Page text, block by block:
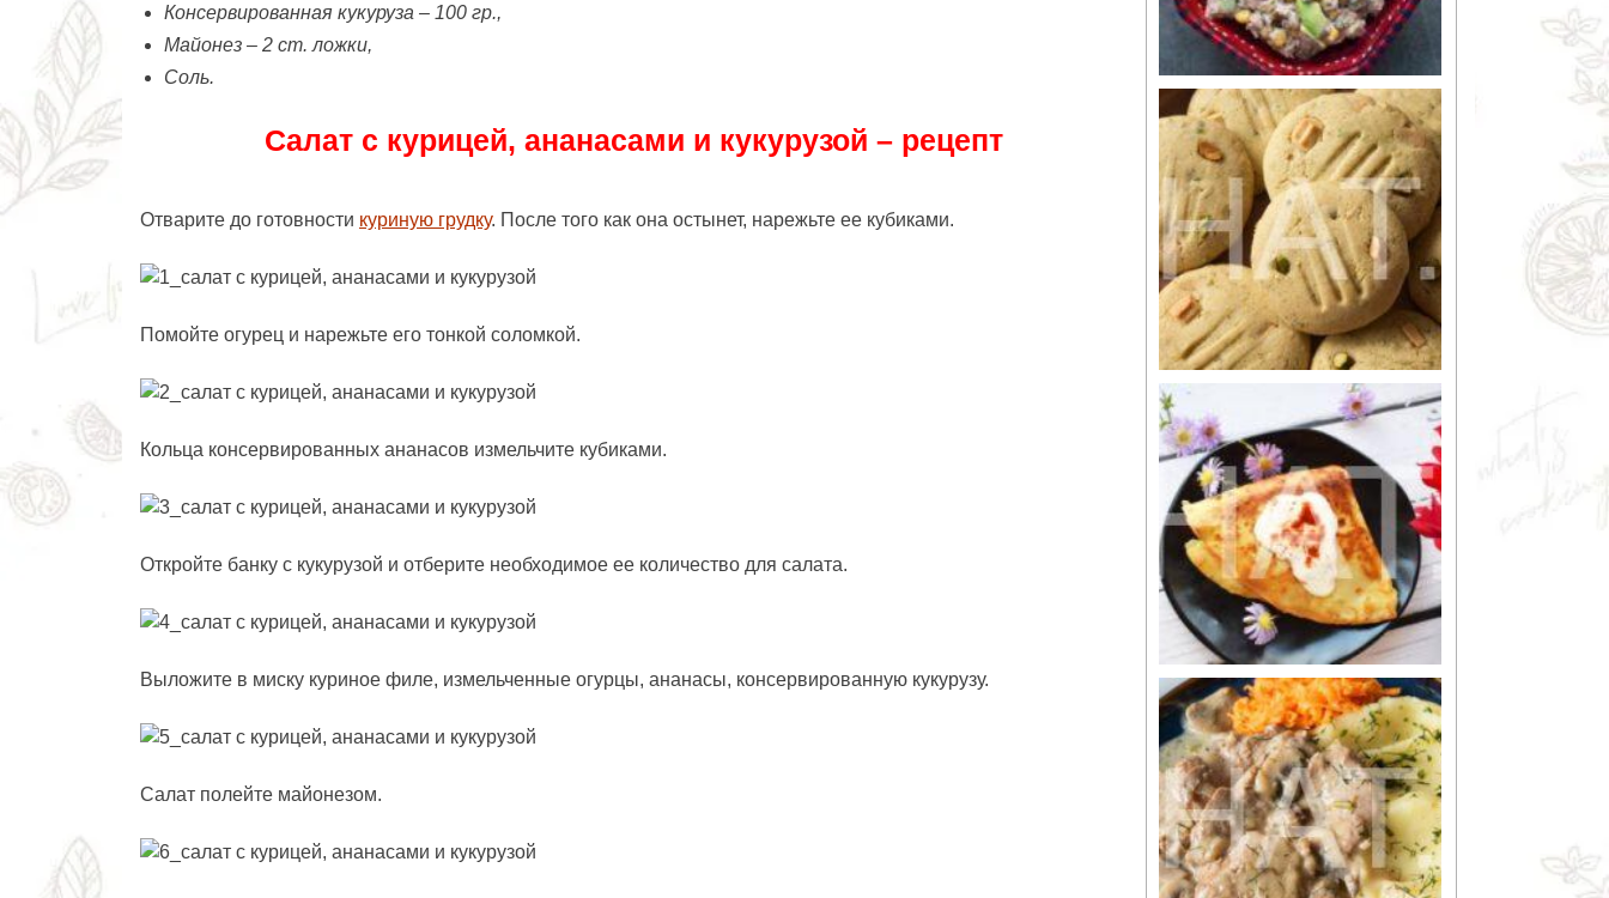
Консервированная кукуруза – 100 гр.,
Майонез – 2 ст. ложки,
Соль.
Салат с курицей, ананасами и кукурузой – рецепт
Отварите до готовности куриную грудку. После того как она остынет, нарежьте ее кубиками.
Помойте огурец и нарежьте его тонкой соломкой.
Кольца консервированных ананасов измельчите кубиками.
Откройте банку с кукурузой и отберите необходимое ее количество для салата.
Выложите в миску куриное филе, измельченные огурцы, ананасы, консервированную кукурузу.
Салат полейте майонезом.